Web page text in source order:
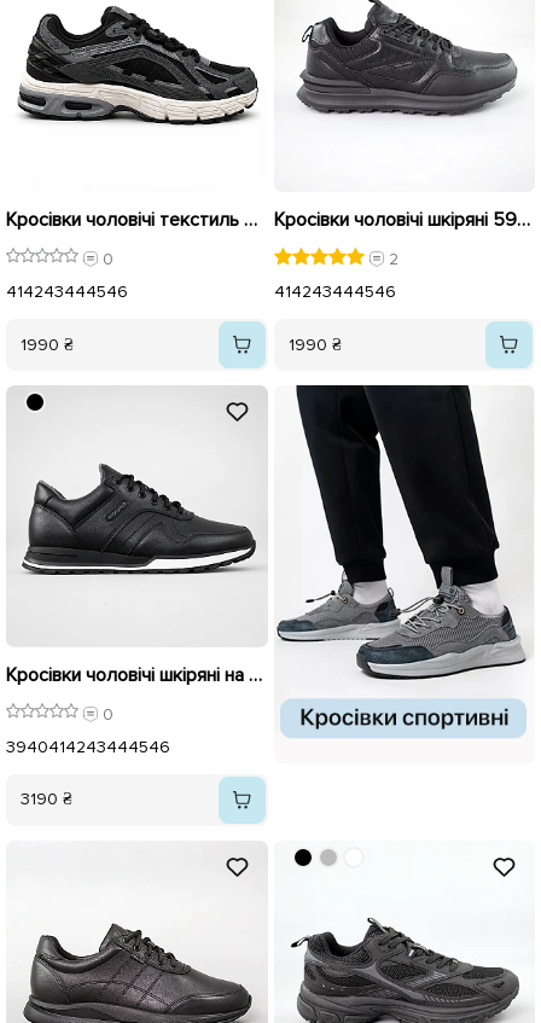
Кросівки чоловічі текстиль 596156 Чорні
0
414243444546
1990 ₴
Кросівки чоловічі шкіряні 592894 Чорні
2
414243444546
1990 ₴
Кросівки чоловічі шкіряні на флісі 595604 Чорні
0
3940414243444546
3190 ₴